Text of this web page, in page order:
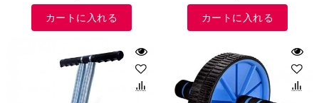
カートに入れる
カートに入れる